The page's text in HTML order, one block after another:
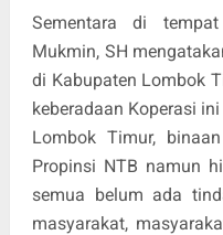
Sementara di
Mukmin, SH
di Kabupaten Lombok
keberadaan Koperasi
Lombok Timur,
Propinsi NTB namun
semua belum ada
masyarakat,